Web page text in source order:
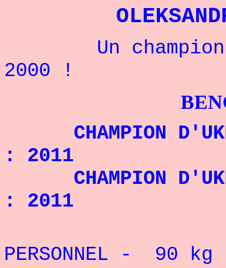
Un champion
2000 !
CHAMPION
: 2011
CHAMPION
: 2011
PERSONNEL - 90